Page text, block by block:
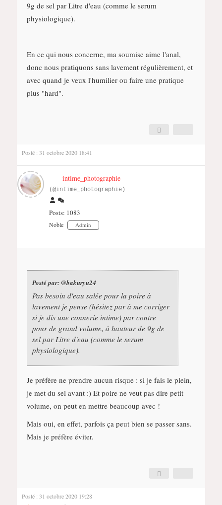
9g de sel par Litre d'eau (comme le serum
physiologique).
En ce qui nous concerne, ma soumise aime l'anal,
donc nous pratiquons sans lavement régulièrement, et
avec quand je veux l'humilier ou faire une pratique
plus "hard".
Posté : 31 octobre 2020 18:41
intime_photographie
(@intime_photographie)
Posts: 1083
Noble Admin
Posté par:@bakuryu24
Pas besoin d'eau salée pour la poire à
lavement je pense (hésitez par à me corriger
si je dis une connerie intime) par contre
pour de grand volume, à hauteur de 9g de
sel par Litre d'eau (comme le serum
physiologique).
Je préfère ne prendre aucun risque : si je fais le plein,
je met du sel avant :) Et poire ne veut pas dire petit
volume, on peut en mettre beaucoup avec !
Mais oui, en effet, parfois ça peut bien se passer sans.
Mais je préfère éviter.
Posté : 31 octobre 2020 19:28